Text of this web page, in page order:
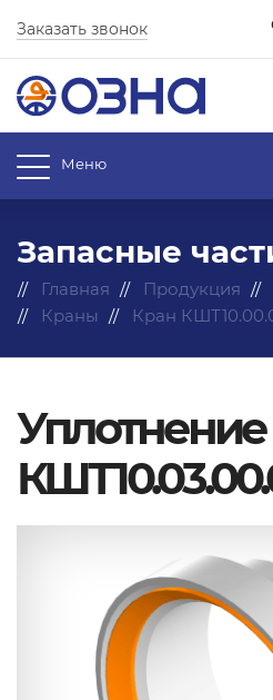
Заказать звонок
Меню
Запасные
Главная Продукция
Краны
Кран
Уплотнение